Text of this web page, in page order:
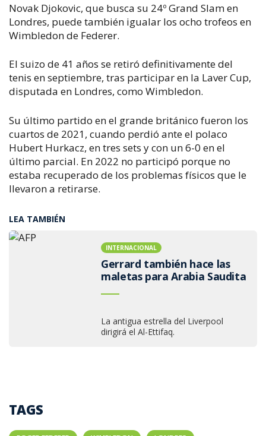
Novak Djokovic, que busca su 24º Grand Slam en
Londres, puede también igualar los ocho trofeos en
Wimbledon de Federer.
El suizo de 41 años se retiró definitivamente del
tenis en septiembre, tras participar en la Laver Cup,
disputada en Londres, como Wimbledon.
Su último partido en el grande británico fueron los
cuartos de 2021, cuando perdió ante el polaco
Hubert Hurkacz, en tres sets y con un 6-0 en el
último parcial. En 2022 no participó porque no
estaba recuperado de los problemas físicos que le
llevaron a retirarse.
LEA TAMBIÉN
INTERNACIONAL
Gerrard también hace las
maletas para Arabia Saudita
La antigua estrella del Liverpool
dirigirá el Al-Ettifaq.
TAGS